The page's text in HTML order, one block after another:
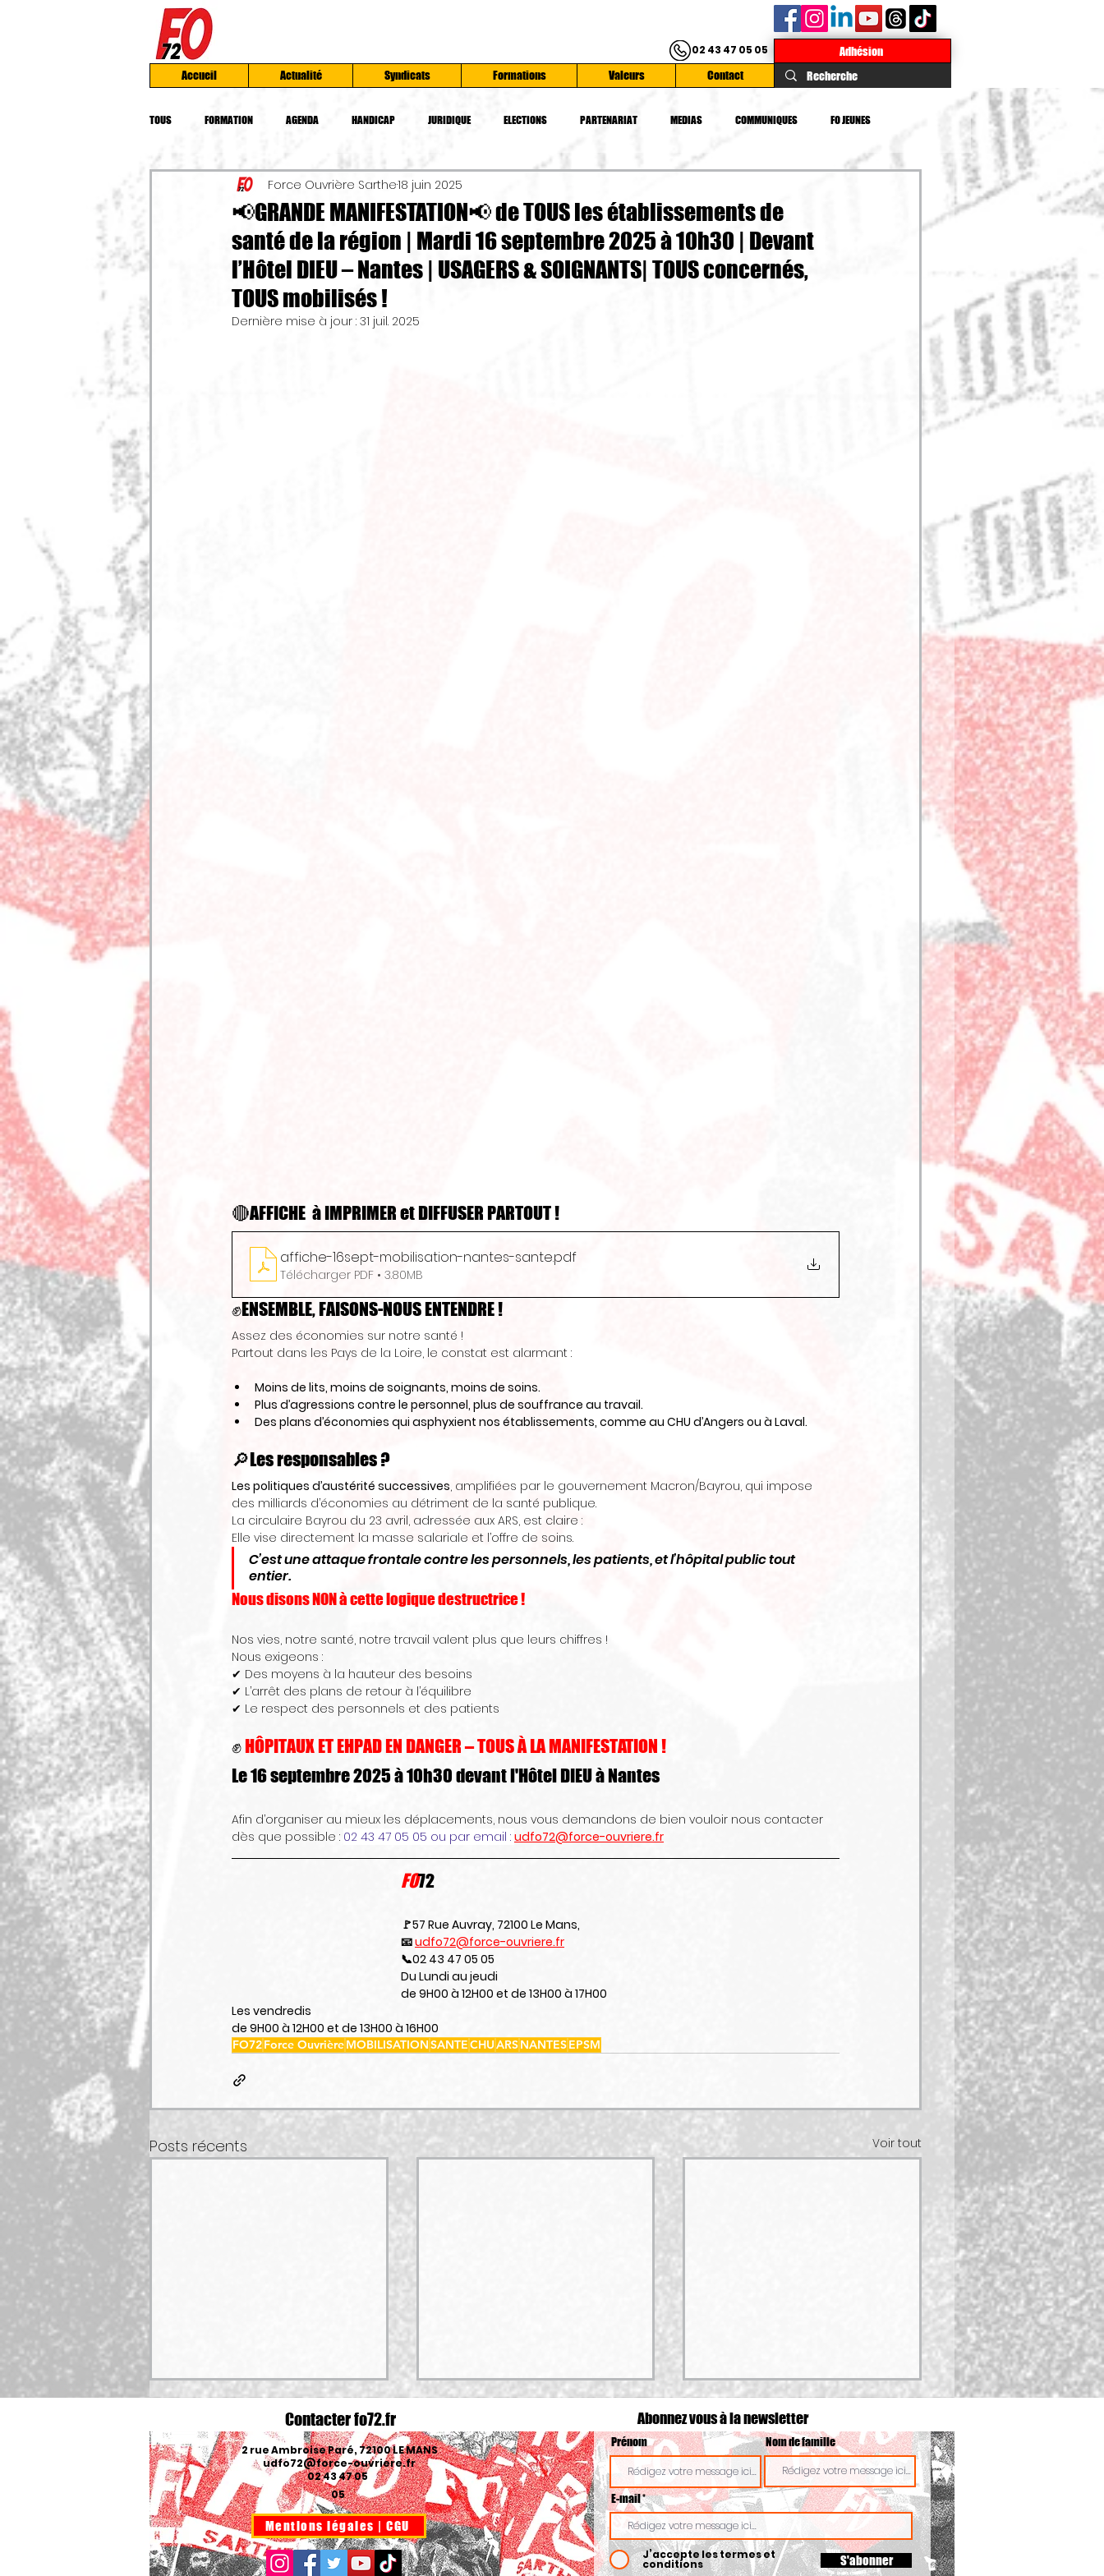
Adhésion
Accueil
Actualité Syndicats Formations Valeurs Contact
02 43 47 05 05
TOUS FORMATION AGENDA HANDICAP JURIDIQUE ELECTIONS PARTENARIAT MEDIAS COMMUNIQUES FO JEUNES
INSTANCES UD AFOC MOBILISATIONS SYNDICATS
CHOMAGE TRAVAIL
📢GRANDE MANIFESTATION📢 de TOUS les établissements de
santé de la région | Mardi 16 septembre 2025 à 10h30 | Devant
l’Hôtel DIEU – Nantes | USAGERS & SOIGNANTS| TOUS concernés,
TOUS mobilisés !
Force Ouvrière Sarthe18 juin 2025
Dernière mise à jour : 31 juil. 2025
🔴AFFICHE  à IMPRIMER et DIFFUSER PARTOUT !
affiche-16sept-mobilisation-nantes-sante.pdf
Télécharger PDF • 3.80MB
✊ENSEMBLE, FAISONS-NOUS ENTENDRE !
Assez des économies sur notre santé !
Partout dans les Pays de la Loire, le constat est alarmant :
Moins de lits, moins de soignants, moins de soins.
Plus d’agressions contre le personnel, plus de souffrance au travail.
Des plans d’économies qui asphyxient nos établissements, comme au CHU d’Angers ou à Laval.
🔎Les responsables ?
Les politiques d’austérité successives, amplifiées par le gouvernement Macron/Bayrou, qui impose
des milliards d’économies au détriment de la santé publique.
La circulaire Bayrou du 23 avril, adressée aux ARS, est claire :
Elle vise directement la masse salariale et l’offre de soins.
C’est une attaque frontale contre les personnels, les patients, et l’hôpital public tout
entier.
Nous disons NON à cette logique destructrice !
Nos vies, notre santé, notre travail valent plus que leurs chiffres !
Nous exigeons :
✔ Des moyens à la hauteur des besoins
✔ L’arrêt des plans de retour à l’équilibre
✔ Le respect des personnels et des patients
✊ HÔPITAUX ET EHPAD EN DANGER – TOUS À LA MANIFESTATION !
Le 16 septembre 2025 à 10h30 devant l'Hôtel DIEU à Nantes
Afin d’organiser au mieux les déplacements, nous vous demandons de bien vouloir nous contacter
dès que possible : 02 43 47 05 05 ou par email : udfo72@force-ouvriere.fr
FO72
🚩57 Rue Auvray, 72100 Le Mans,
📧 udfo72@force-ouvriere.fr
📞02 43 47 05 05
Du Lundi au jeudi
de 9H00 à 12H00 et de 13H00 à 17H00
Les vendredis
de 9H00 à 12H00 et de 13H00 à 16H00
FO72Force OuvrièreMOBILISATIONSANTECHUARSNANTESEPSM
Posts récents Voir tout
🎬Services publics en danger :
FO dénonce l’austérité et défend
📢📢AFFICHE & COMMUNIQUÉ FO
– FONCTION PUBLIQUE : TOUTES ET
🌡️Fortes chaleurs ou épisode de
canicule : l’employeur est
Contacter fo72.fr
Mentions légales | CGU
02 43 47 05
05
udfo72@force-ouvriere.fr
2 rue Ambroise Paré, 72100 LE MANS
Abonnez vousà la newsletter
Prénom Nom de famille
E-mail
J’accepte les termes et
conditions S'abonner